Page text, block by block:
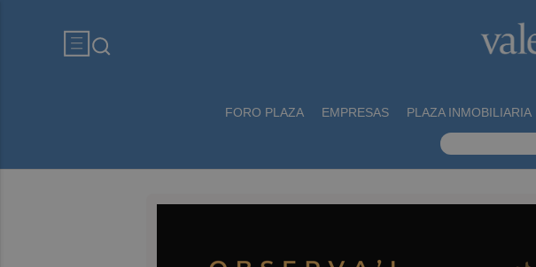
FORO PLAZA EMPRESAS PLAZA INMOBILIARIA